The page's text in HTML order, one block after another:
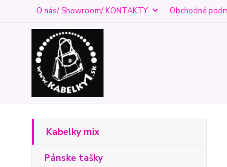
O nás/ Showroom/ KONTAKTY Obchodné
Kabelky mix
Pánske tašky